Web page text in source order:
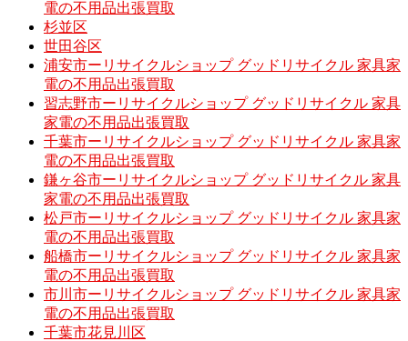
電の不用品出張買取
杉並区
世田谷区
浦安市ーリサイクルショップ グッドリサイクル 家具家
電の不用品出張買取
習志野市ーリサイクルショップ グッドリサイクル 家具
家電の不用品出張買取
千葉市ーリサイクルショップ グッドリサイクル 家具家
電の不用品出張買取
鎌ヶ谷市ーリサイクルショップ グッドリサイクル 家具
家電の不用品出張買取
松戸市ーリサイクルショップ グッドリサイクル 家具家
電の不用品出張買取
船橋市ーリサイクルショップ グッドリサイクル 家具家
電の不用品出張買取
市川市ーリサイクルショップ グッドリサイクル 家具家
電の不用品出張買取
千葉市花見川区